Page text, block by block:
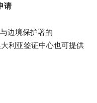
请
边境保护署的
利亚签证中心也可提供